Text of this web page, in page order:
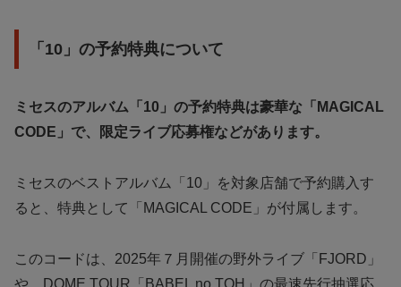
「10」の予約特典について
ミセスのアルバム「10」の予約特典は豪華な「MAGICAL
CODE」で、限定ライブ応募権などがあります。
ミセスのベストアルバム「10」を対象店舗で予約購入す
ると、特典として「MAGICAL CODE」が付属します。
このコードは、2025年７月開催の野外ライブ「FJORD」
や、DOME TOUR「BABEL no TOH」の最速先行抽選応